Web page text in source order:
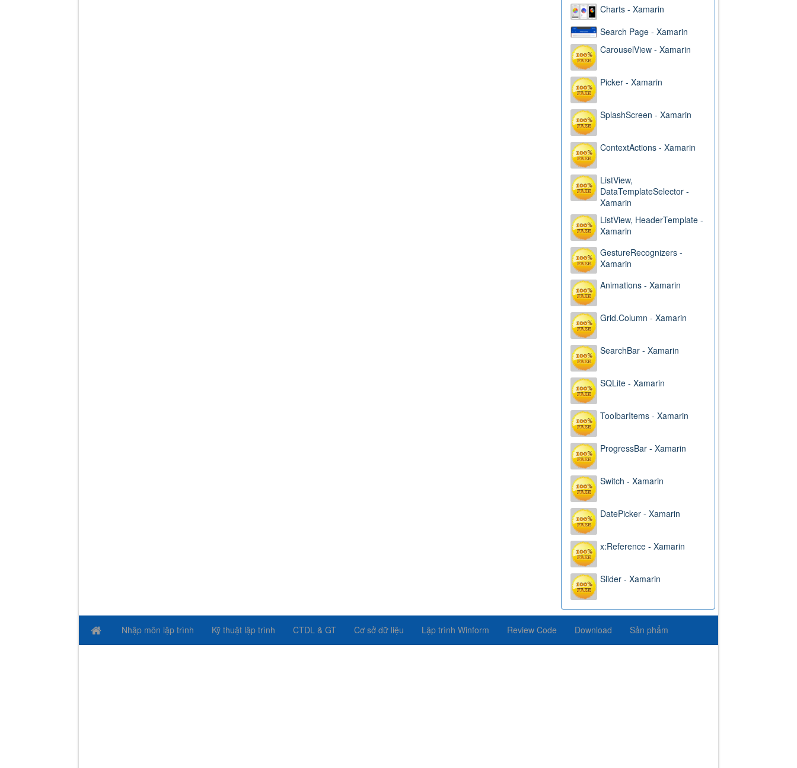
Charts - Xamarin
Search Page - Xamarin
CarouselView - Xamarin
Picker - Xamarin
SplashScreen - Xamarin
ContextActions - Xamarin
ListView,
DataTemplateSelector -
Xamarin
ListView, HeaderTemplate -
Xamarin
GestureRecognizers -
Xamarin
Animations - Xamarin
Grid.Column - Xamarin
SearchBar - Xamarin
SQLite - Xamarin
ToolbarItems - Xamarin
ProgressBar - Xamarin
Switch - Xamarin
DatePicker - Xamarin
x:Reference - Xamarin
Slider - Xamarin
Nhập môn lập trình Kỹ thuật lập trình CTDL & GT Cơ sở dữ liệu Lập trình Winform Review Code Download Sản phẩm